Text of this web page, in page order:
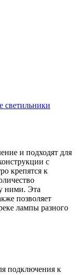
светильники
и подходят для
с
крепятся к
ними. Эта
позволяет
лампы разного
подключения к